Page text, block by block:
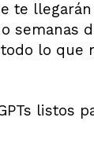
te
semanas
lo que
listos